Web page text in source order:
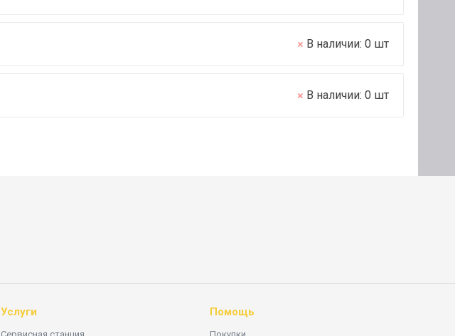
В наличии: 0 шт
В наличии: 0 шт
Услуги Помощь